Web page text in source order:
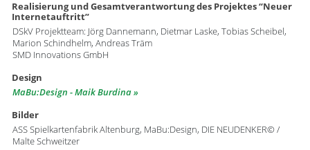
Realisierung und Gesamtverantwortung des Projektes “Neuer
Internetauftritt”
DSkV Projektteam: Jörg Dannemann, Dietmar Laske, Tobias Scheibel,
Marion Schindhelm, Andreas Träm
SMD Innovations GmbH
Design
MaBu:Design - Maik Burdina
Bilder
ASS Spielkartenfabrik Altenburg, MaBu:Design, DIE NEUDENKER© /
Malte Schweitzer